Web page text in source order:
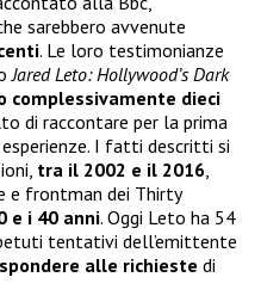
sarebbero avvenute
. Le loro testimonianze
Jared Leto: Hollywood’s Dark
complessivamente dieci
di raccontare per la prima
I fatti descritti si
tra il 2002 e il 2016
e frontman dei Thirty
e i 40 anni. Oggi Leto ha 54
tentativi dell’emittente
alle richieste di